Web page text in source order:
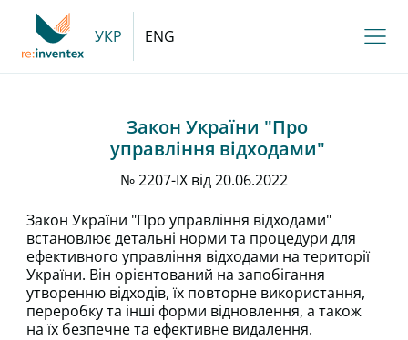
УКР ENG
Закон України "Про
управління відходами"
№ 2207-IX від 20.06.2022
Закон України "Про управління відходами"
встановлює детальні норми та процедури для
ефективного управління відходами на території
України. Він орієнтований на запобігання
утворенню відходів, їх повторне використання,
переробку та інші форми відновлення, а також
на їх безпечне та ефективне видалення.